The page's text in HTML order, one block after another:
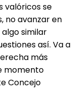
valóricos se
no avanzar en
similar
así. Va a
más
momento
Concejo